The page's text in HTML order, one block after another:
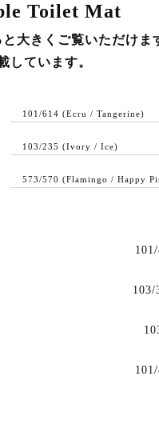
Toilet Mat
大きくご覧いただけま
しています。
101/614 (Ecru / Tangerine)
103/235 (Ivory / Ice)
573/570 (Flamingo / Happy